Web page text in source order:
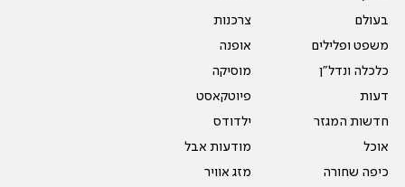
בעולם
משפט ופלילים
כלכלה ונדל"ן
דעות
חדשות המגזר
אוכל
כיפה שחורה
צרכנות
אופנה
מוסיקה
פיוטקאסט
ילדודס
מודעות אבל
מזג אוויר